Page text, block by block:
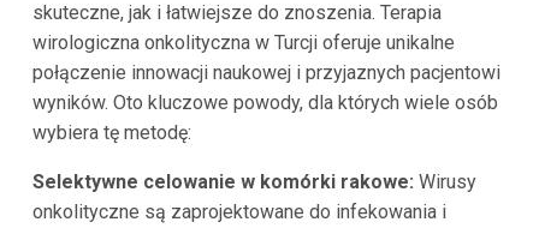
skuteczne, jak i łatwiejsze do znoszenia. Terapia
wirologiczna onkolityczna w Turcji oferuje unikalne
połączenie innowacji naukowej i przyjaznych pacjentowi
wyników. Oto kluczowe powody, dla których wiele osób
wybiera tę metodę:
Selektywne celowanie w komórki rakowe: Wirusy
onkolityczne są zaprojektowane do infekowania i